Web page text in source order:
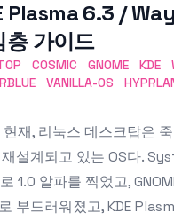
Plasma 6.3 /
층 가이드
COSMIC GNOME KDE
VANILLA-OS
재, 리눅스 데스크탑은
설계되고 있는 OS다.
1.0 알파를 찍었고,
부드러워졌고, KDE